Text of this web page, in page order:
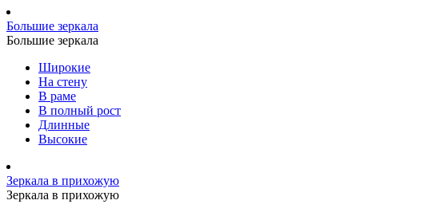
Большие зеркала
Большие зеркала
Широкие
На стену
В раме
В полный рост
Длинные
Высокие
Зеркала в прихожую
Зеркала в прихожую